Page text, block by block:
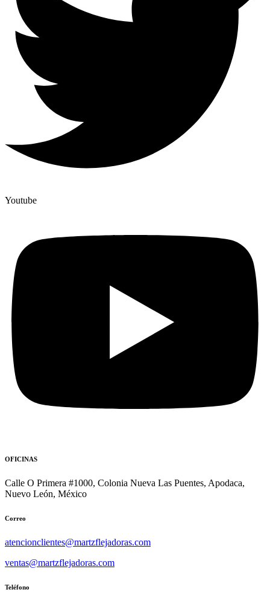
Youtube
OFICINAS
Calle O Primera #1000, Colonia Nueva Las Puentes, Apodaca,
Nuevo León, México
Correo
atencionclientes@martzflejadoras.com
ventas@martzflejadoras.com
Teléfono